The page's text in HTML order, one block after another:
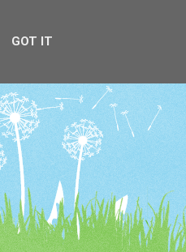
GOT IT